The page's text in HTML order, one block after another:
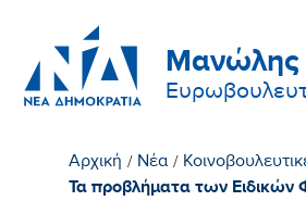
Μανώλης
Αρχική / Νέα /
Τα προβλήματα των Ειδικών